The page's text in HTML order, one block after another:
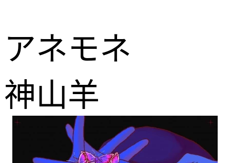
アネモネ
神山羊